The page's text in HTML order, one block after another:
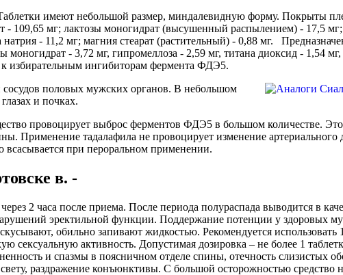
имеют небольшой размер, миндалевидную форму. Покрыты
109,65 мг; лактозы моногидрат (высушенный распылением) - 17,5 мг;
- 11,2 мг; магния стеарат (растительный) - 0,88 мг.
- 3,72 мг, гипромеллоза - 2,59 мг, титана диоксид - 1,54 мг,
избирательным ингибиторам фермента ФДЭ5.
половых мужских органов. В небольшом
и почках.
провоцирует выброс ферментов ФДЭ5 в большом количестве.
Применение тадалафила не провоцирует изменение артериального
всасывается при пероральном применении.
в. -
2 часа после приема. После периода полураспада выводится в
эректильной функции. Поддержание потенции у здоровых
обильно запивают жидкостью. Рекомендуется использовать
сексуальную активность. Допустимая дозировка – не более 1
и спазмы в поясничном отделе спины, отечность слизистых
раздражение конъюнктивы. С большой осторожностью средство